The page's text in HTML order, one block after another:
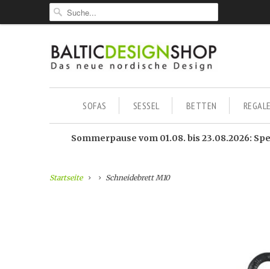
SOFAS SESSEL BETTEN
Sommerpause vom 01.08. bis 23.08.2026:
Startseite Schneidebrett M10